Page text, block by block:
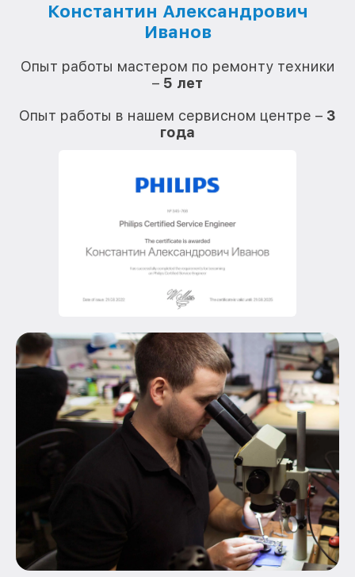
Константин Александрович
Иванов
Опыт работы мастером по ремонту техники
– 5 лет
Опыт работы в нашем сервисном центре – 3
года